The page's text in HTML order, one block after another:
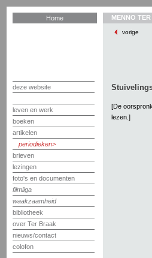
Home
deze website
leven en werk
boeken
artikelen
periodieken
brieven
lezingen
foto's en documenten
filmliga
waakzaamheid
bibliotheek
over Ter Braak
nieuws/contact
colofon
MENNO
vorige
[De
lezen.]